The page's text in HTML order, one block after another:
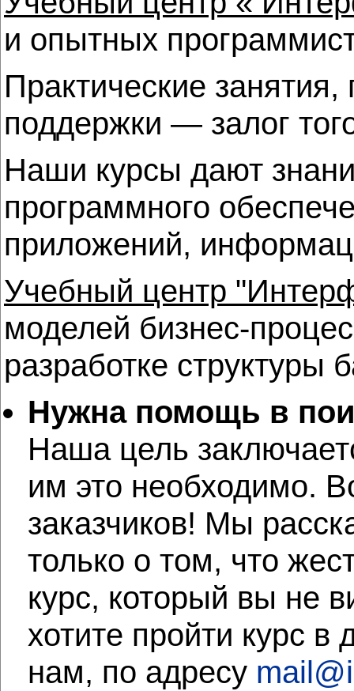
и опытных
Практические
поддержки — залог
Наши курсы дают
программного
приложений,
Учебный центр
моделей бизнес-
разработке структуры
Нужна помощь в
Наша цель
им это необходимо.
заказчиков! Мы
только о том, что
курс, который вы не
хотите пройти курс
нам, по адресу